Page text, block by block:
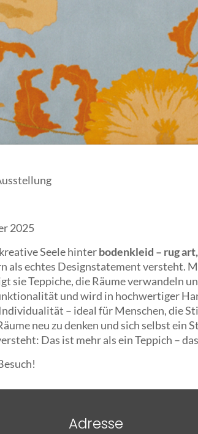
2025
Seele hinterbodenkleid – rug art,
als echtes Designstatement versteht.
sie Teppiche, die Räume verwandeln
und wird in hochwertiger
– ideal für Menschen, die
neu zu denken und sich selbst ein
Das ist mehr als ein Teppich –
Adresse